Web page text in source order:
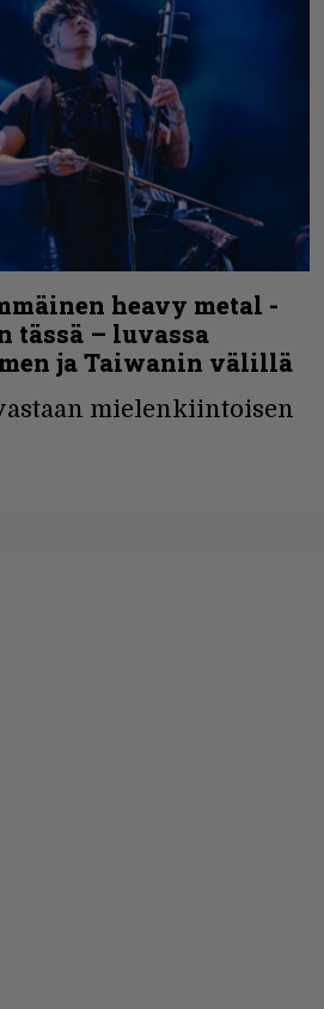
heavy metal -
tässä – luvassa
ja Taiwanin välillä
mielenkiintoisen